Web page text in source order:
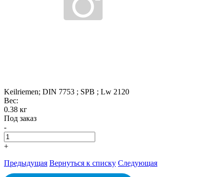
Keilriemen; DIN 7753 ; SPB ; Lw 2120
Вес:
0.38 кг
Под заказ
-
+
Предыдущая Вернуться к списку Следующая